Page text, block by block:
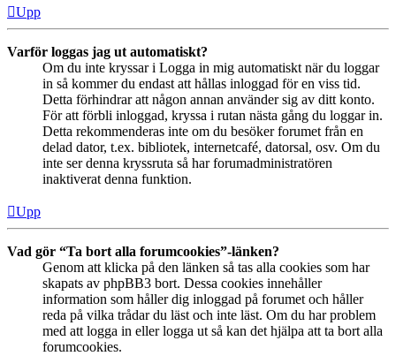
Upp
Varför loggas jag ut automatiskt?
Om du inte kryssar i Logga in mig automatiskt när du loggar
in så kommer du endast att hållas inloggad för en viss tid.
Detta förhindrar att någon annan använder sig av ditt konto.
För att förbli inloggad, kryssa i rutan nästa gång du loggar in.
Detta rekommenderas inte om du besöker forumet från en
delad dator, t.ex. bibliotek, internetcafé, datorsal, osv. Om du
inte ser denna kryssruta så har forumadministratören
inaktiverat denna funktion.
Upp
Vad gör “Ta bort alla forumcookies”-länken?
Genom att klicka på den länken så tas alla cookies som har
skapats av phpBB3 bort. Dessa cookies innehåller
information som håller dig inloggad på forumet och håller
reda på vilka trådar du läst och inte läst. Om du har problem
med att logga in eller logga ut så kan det hjälpa att ta bort alla
forumcookies.